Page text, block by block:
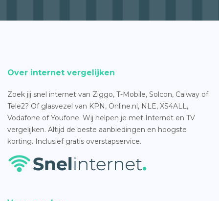
Over internet vergelijken
Zoek jij snel internet van Ziggo, T-Mobile, Solcon, Caiway of
Tele2? Of glasvezel van KPN, Online.nl, NLE, XS4ALL,
Vodafone of Youfone. Wij helpen je met Internet en TV
vergelijken. Altijd de beste aanbiedingen en hoogste
korting. Inclusief gratis overstapservice.